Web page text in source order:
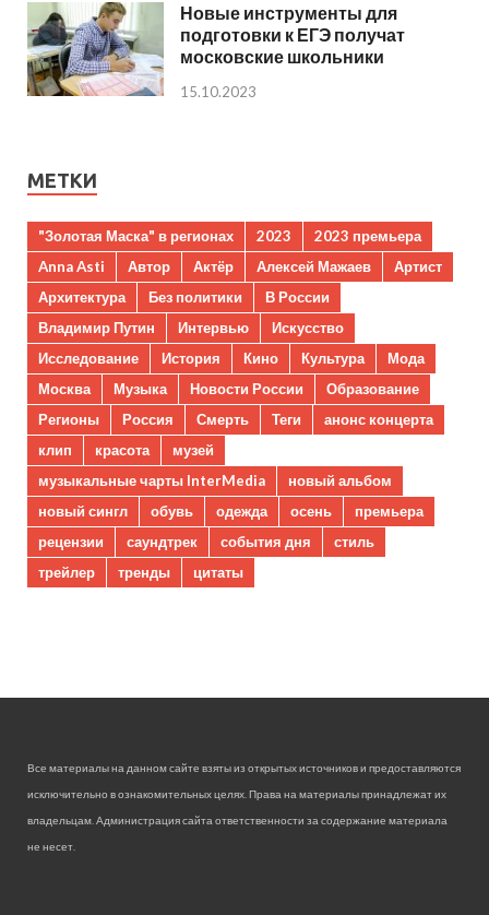
Новые инструменты для
подготовки к ЕГЭ получат
московские школьники
15.10.2023
МЕТКИ
"Золотая Маска" в регионах 2023
2023 премьера
Anna Asti
Автор Актёр Алексей Мажаев
Артист
Архитектура
Без политики
В России
Владимир Путин
Интервью
Искусство
Исследование
История Кино Культура
Мода
Москва
Музыка Новости России
Образование
Регионы
Россия Смерть Теги
анонс концерта
клип
красота
музей
музыкальные чарты InterMedia
новый альбом
новый сингл
обувь одежда осень
премьера
рецензии
саундтрек события дня
стиль
трейлер
тренды цитаты
Все материалы на данном сайте взяты из открытых источников и предоставляются
исключительно в ознакомительных целях. Права на материалы принадлежат их
владельцам. Администрация сайта ответственности за содержание материала
не несет.